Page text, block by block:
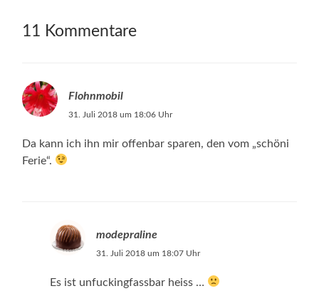
11 Kommentare
Flohnmobil
31. Juli 2018 um 18:06 Uhr
Da kann ich ihn mir offenbar sparen, den vom „schöni
Ferie“.
modepraline
31. Juli 2018 um 18:07 Uhr
Es ist unfuckingfassbar heiss …